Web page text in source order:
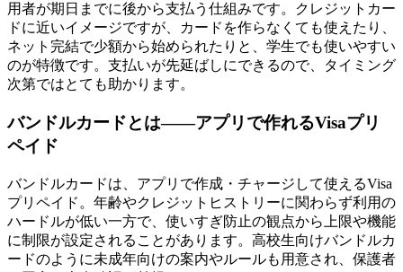
用者が期日までに後から支払う仕組みです。クレジットカー
ドに近いイメージですが、カードを作らなくても使えたり、
ネット完結で少額から始められたりと、学生でも使いやすい
のが特徴です。支払いが先延ばしにできるので、タイミング
次第ではとても助かります。
バンドルカードとは——アプリで作れるVisaプリ
ペイド
バンドルカードは、アプリで作成・チャージして使えるVisa
プリペイド。年齢やクレジットヒストリーに関わらず利用の
ハードルが低い一方で、使いすぎ防止の観点から上限や機能
に制限が設定されることがあります。高校生向けバンドルカ
ードのように未成年向けの案内やルールも用意され、保護者